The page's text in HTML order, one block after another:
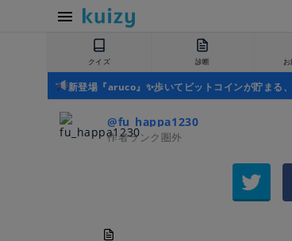
クイズ 診断
新登場『aruco』✨歩いてビットコインが貯まる
@fu_happa1230
作者ランク圏外